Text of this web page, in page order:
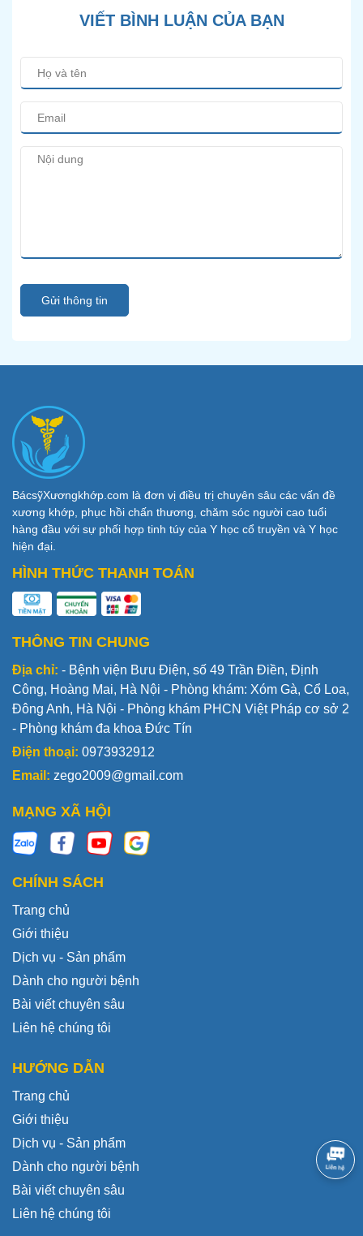
VIẾT BÌNH LUẬN CỦA BẠN
Gửi thông tin
BácsỹXươngkhớp.com là đơn vị điều trị chuyên sâu các vấn đề
xương khớp, phục hồi chấn thương, chăm sóc người cao tuổi
hàng đầu với sự phối hợp tinh túy của Y học cổ truyền và Y học
hiện đại.
HÌNH THỨC THANH TOÁN
THÔNG TIN CHUNG
Địa chỉ: - Bệnh viện Bưu Điện, số 49 Trần Điền, Định
Công, Hoàng Mai, Hà Nội - Phòng khám: Xóm Gà, Cổ Loa,
Đông Anh, Hà Nội - Phòng khám PHCN Việt Pháp cơ sở 2
- Phòng khám đa khoa Đức Tín
Điện thoại: 0973932912
Email: zego2009@gmail.com
MẠNG XÃ HỘI
CHÍNH SÁCH
Trang chủ
Giới thiệu
Dịch vụ - Sản phẩm
Dành cho người bệnh
Bài viết chuyên sâu
Liên hệ chúng tôi
HƯỚNG DẪN
Trang chủ
Giới thiệu
Dịch vụ - Sản phẩm
Dành cho người bệnh
Bài viết chuyên sâu
Liên hệ chúng tôi